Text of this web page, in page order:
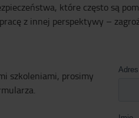
które często są
z innej perspektywy –
szkoleniami, prosimy